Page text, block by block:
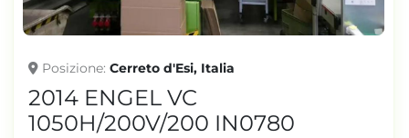
Posizione Cerreto d'Esi, Italia
2014 ENGEL VC
1050H/200V/200 IN0780